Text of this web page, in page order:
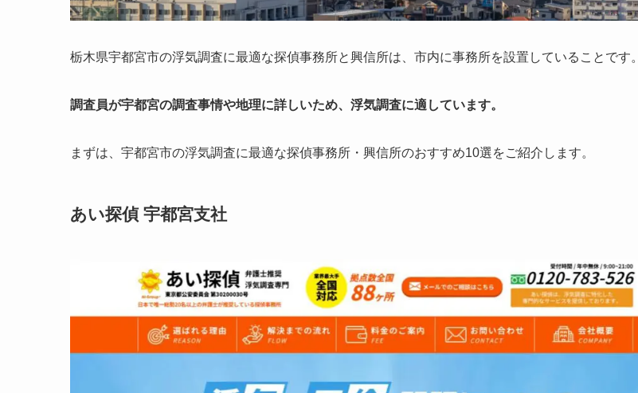
栃木県宇都宮市の浮気調査に最適な探偵事務所と興信所は、市内に事務所を設置していることです。
調査員が宇都宮の調査事情や地理に詳しいため、浮気調査に適しています。
まずは、宇都宮市の浮気調査に最適な探偵事務所・興信所のおすすめ10選をご紹介します。
あい探偵 宇都宮支社